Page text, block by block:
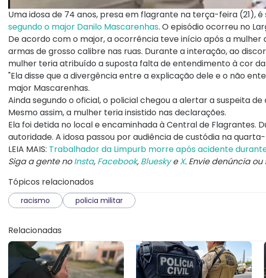
Uma idosa de 74 anos, presa em flagrante na terça-feira (21),
segundo o major Danilo Mascarenhas. O episódio ocorreu no
De acordo com o major, a ocorrência teve início após a
armas de grosso calibre nas ruas. Durante a interação, ao
mulher teria atribuído a suposta falta de entendimento à cor
"Ela disse que a divergência entre a explicação dele e o não
major Mascarenhas.
Ainda segundo o oficial, o policial chegou a alertar a suspeita
Mesmo assim, a mulher teria insistido nas declarações.
Ela foi detida no local e encaminhada à Central de
autoridade. A idosa passou por audiência de custódia na
LEIA MAIS: Trabalhador da Limpurb morre após acidente
Siga a gente noInsta, Facebook, BlueskyeX. Envie denúncia
Tópicos relacionados
racismo policia militar
Relacionadas